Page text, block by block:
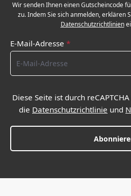
Wir senden Ihnen einen Gutscheincode
zu. Indem Sie sich anmelden, erklären
Datenschutzrichtlinien
E-Mail-Adresse *
Diese Seite ist durch
die Datenschutzrichtlinie und